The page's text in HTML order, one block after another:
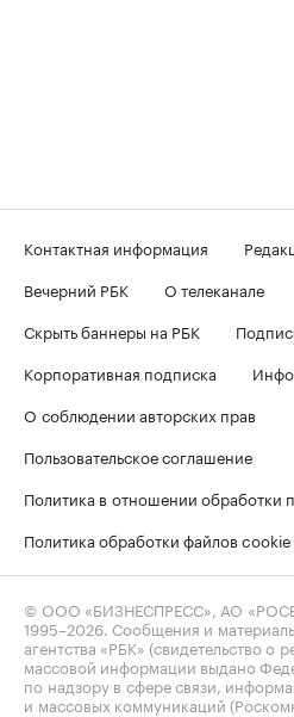
Контактная информация
Вечерний РБК
О телеканале
Скрыть баннеры на РБК
Корпоративная подписка
О соблюдении авторских прав
Пользовательское соглашение
Политика в отношении обработки
Политика обработки файлов cookie
© ООО «БИЗНЕСПРЕСС», АО
1995–2026 . Сообщения и
агентства «РБК» (свидетельство о
массовой информации выдано
по надзору в сфере связи,
и массовых коммуникаций